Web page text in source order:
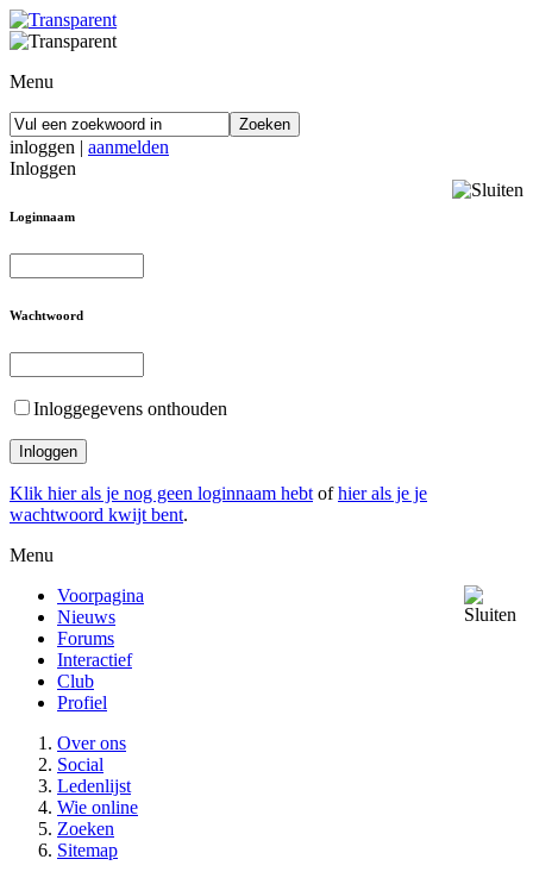
Menu
inloggen | aanmelden
Inloggen
Loginnaam
Wachtwoord
Inloggegevens onthouden
Klik hier als je nog geen loginnaam hebt ofhier als je je
wachtwoord kwijt bent.
Menu
Voorpagina
Nieuws
Forums
Interactief
Club
Profiel
Over ons
Social
Ledenlijst
Wie online
Zoeken
Sitemap